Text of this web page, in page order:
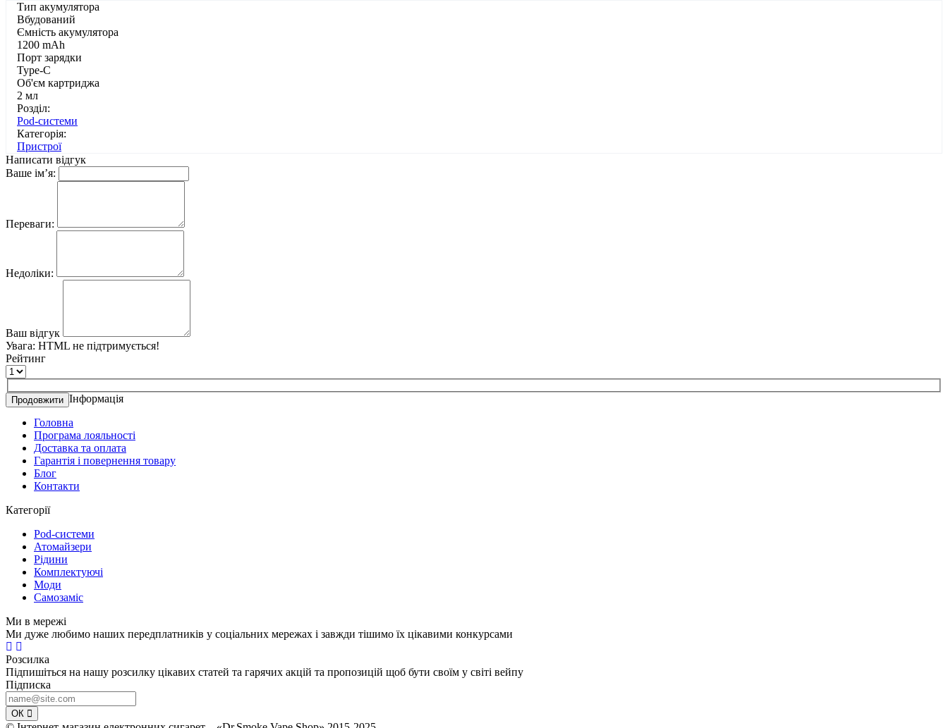
Тип акумулятора
Вбудований
Ємність акумулятора
1200 mAh
Порт зарядки
Type-C
Об'єм картриджа
2 мл
Розділ:
Pod-системи
Категорія:
Пристрої
Написати відгук
Ваше ім’я:
Переваги:
Недоліки:
Ваш відгук
Увага: HTML не підтримується!
Рейтинг
Продовжити Інформація
Головна
Програма лояльності
Доставка та оплата
Гарантія і повернення товару
Блог
Контакти
Категорії
Pod-системи
Атомайзери
Рідини
Комплектуючі
Моди
Самозаміс
Ми в мережі
Ми дуже любимо наших передплатників у соціальних мережах і завжди тішимо їх цікавими конкурсами
Розсилка
Підпишіться на нашу розсилку цікавих статей та гарячих акцій та пропозицій щоб бути своїм у світі вейпу
Підписка
ОК